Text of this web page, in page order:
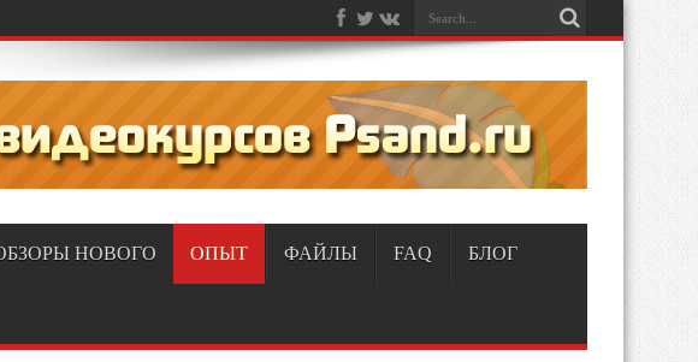
НОВОГО ОПЫТ ФАЙЛЫ FAQ БЛОГ